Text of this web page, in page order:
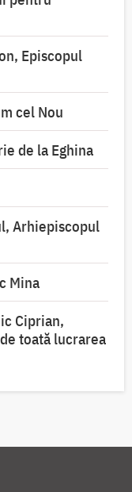
Episcopul
cel Nou
de la Eghina
Arhiepiscopul
Mina
Ciprian,
toată lucrarea